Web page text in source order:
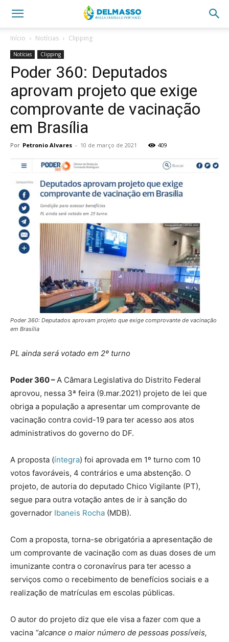
Início Notícias Clipping
Notícias Clipping
Poder 360: Deputados
aprovam projeto que exige
comprovante de vacinação
em Brasília
Por Petronio Alvares - 10 de março de 2021 409
Poder 360: Deputados aprovam projeto que exige comprovante de vacinação
em Brasília
PL ainda será votado em 2º turno
Poder 360 –A Câmara Legislativa do Distrito Federal
aprovou, nessa 3ª feira (9.mar.2021) projeto de lei que
obriga a população a apresentar um comprovante de
vacinação contra covid-19 para ter acesso aos atos
administrativos do governo do DF.
A proposta (íntegra) foi aprovada em 1º turno com 10
votos favoráveis, 4 contrários e uma abstenção. O
projeto, de autoria do deputado Chico Vigilante (PT),
segue para outra votação antes de ir à sanção do
governador Ibaneis Rocha (MDB).
Com a proposta, torna-se obrigatória a apresentação de
um comprovante de vacinação com as duas doses de um
imunizante contra o coronavírus para ter acesso a
serviços como o recebimento de benefícios sociais e a
realização de matrículas em escolas públicas.
O autor do projeto diz que ele visa a fazer com que a
vacina “alcance o maior número de pessoas possíveis,